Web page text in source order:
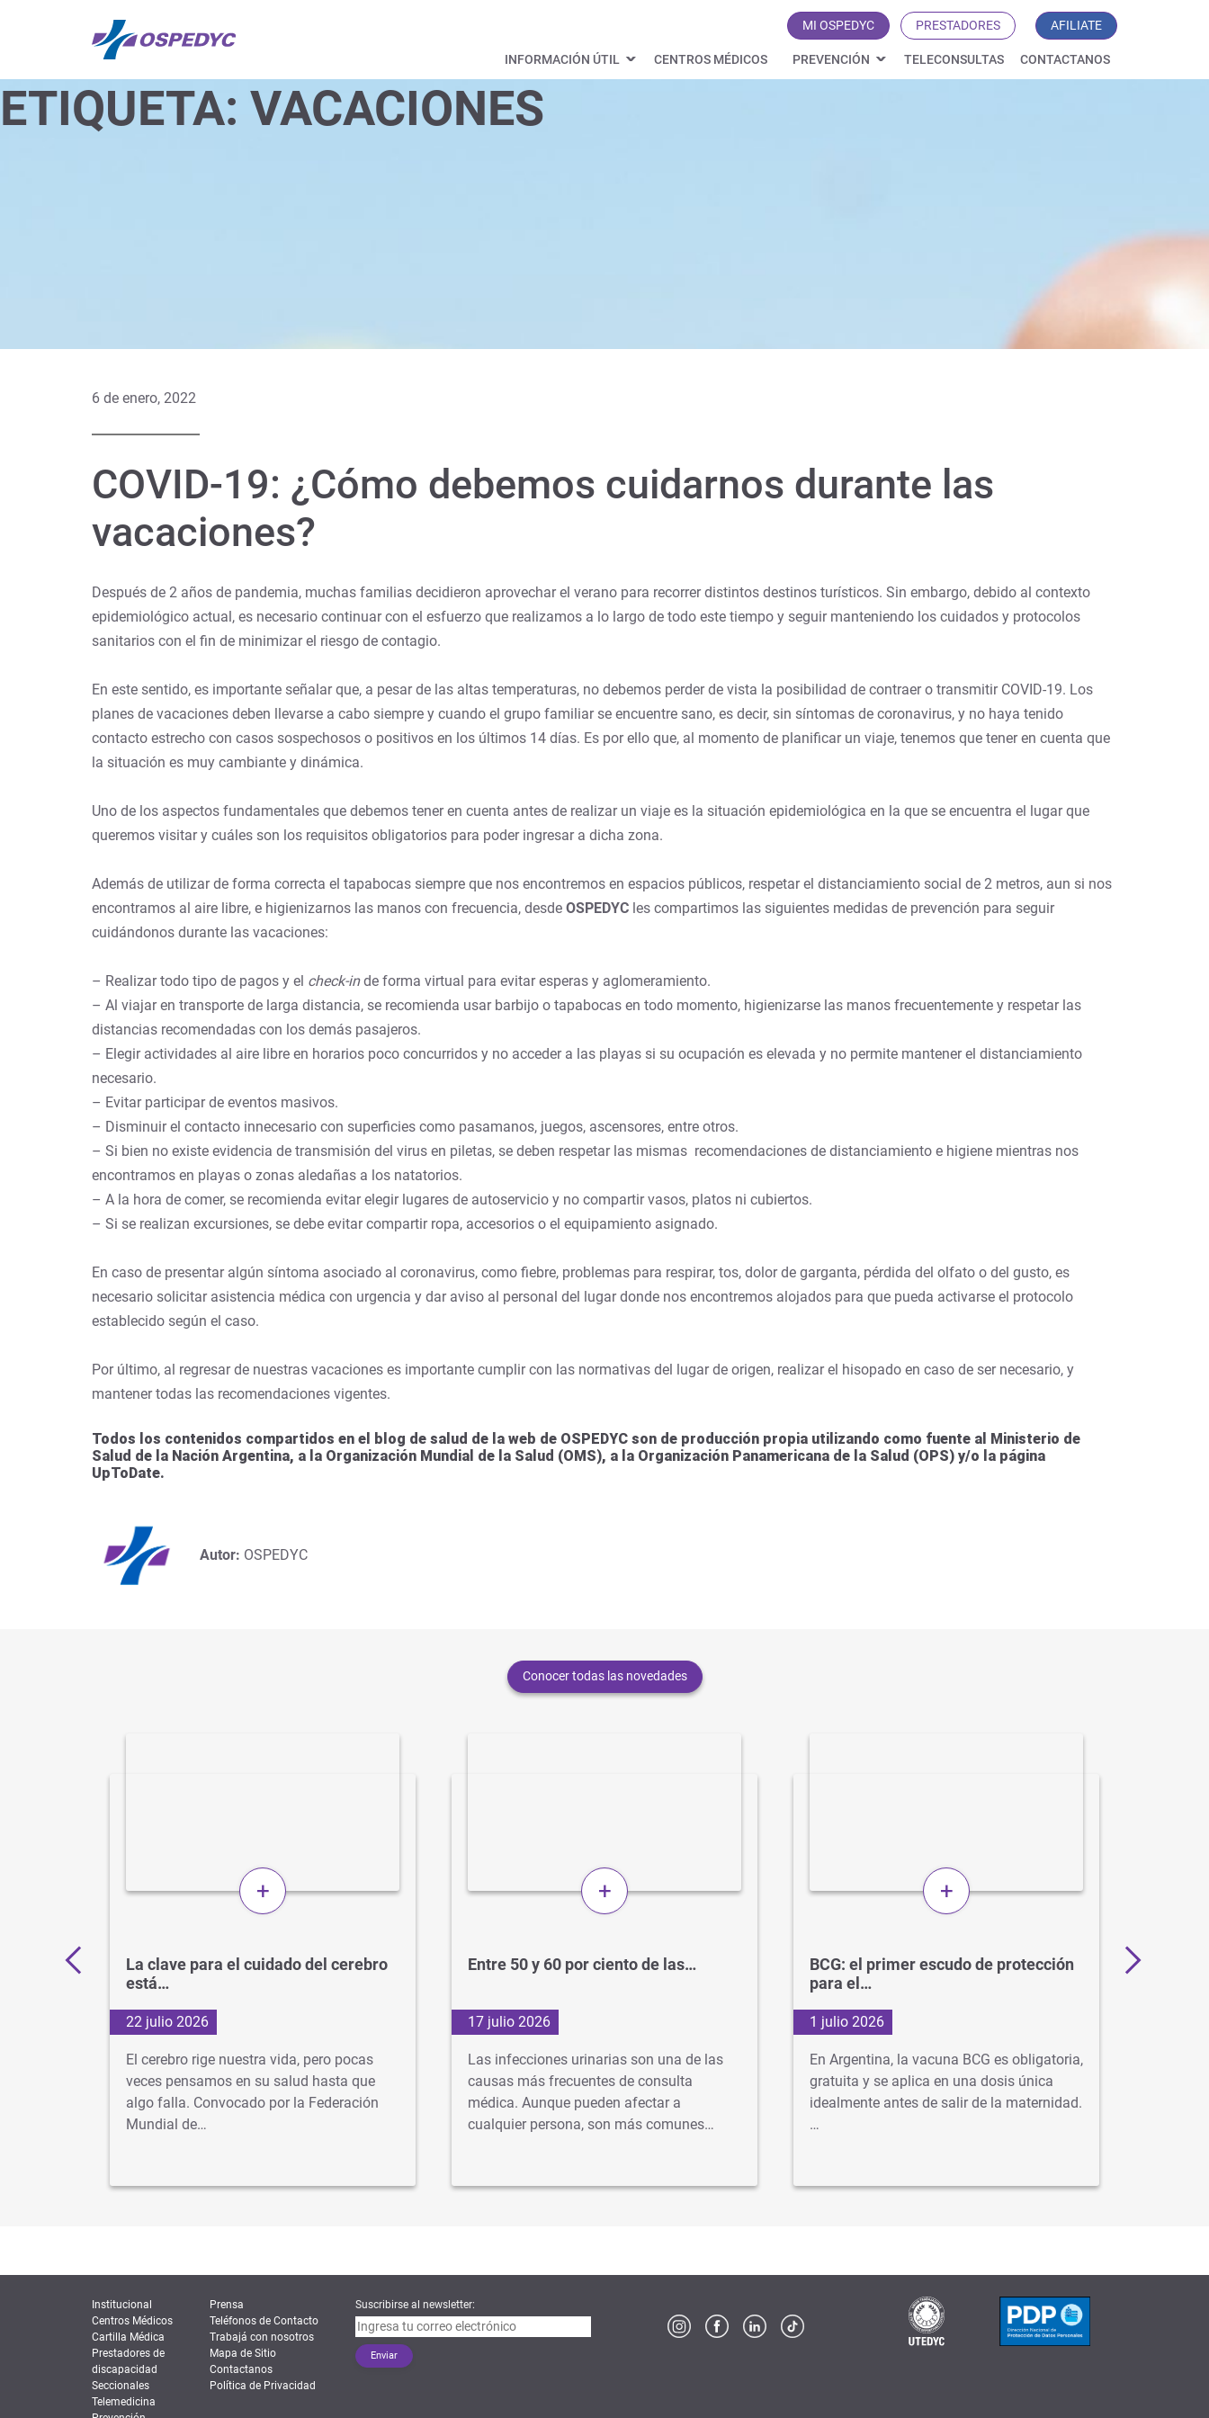
MI OSPEDYC PRESTADORES AFILIATE
INFORMACIÓN ÚTIL CENTROS MÉDICOS PREVENCIÓN TELECONSULTAS CONTACTANOS
ETIQUETA: VACACIONES
6 de enero, 2022
COVID-19: ¿Cómo debemos cuidarnos durante las
vacaciones?
Después de 2 años de pandemia, muchas familias decidieron aprovechar el verano para recorrer distintos destinos turísticos. Sin embargo, debido al contexto
epidemiológico actual, es necesario continuar con el esfuerzo que realizamos a lo largo de todo este tiempo y seguir manteniendo los cuidados y protocolos
sanitarios con el fin de minimizar el riesgo de contagio.
En este sentido, es importante señalar que, a pesar de las altas temperaturas, no debemos perder de vista la posibilidad de contraer o transmitir COVID-19. Los
planes de vacaciones deben llevarse a cabo siempre y cuando el grupo familiar se encuentre sano, es decir, sin síntomas de coronavirus, y no haya tenido
contacto estrecho con casos sospechosos o positivos en los últimos 14 días. Es por ello que, al momento de planificar un viaje, tenemos que tener en cuenta que
la situación es muy cambiante y dinámica.
Uno de los aspectos fundamentales que debemos tener en cuenta antes de realizar un viaje es la situación epidemiológica en la que se encuentra el lugar que
queremos visitar y cuáles son los requisitos obligatorios para poder ingresar a dicha zona.
Además de utilizar de forma correcta el tapabocas siempre que nos encontremos en espacios públicos, respetar el distanciamiento social de 2 metros, aun si nos
encontramos al aire libre, e higienizarnos las manos con frecuencia, desde OSPEDYC les compartimos las siguientes medidas de prevención para seguir
cuidándonos durante las vacaciones:
– Realizar todo tipo de pagos y el check-inde forma virtual para evitar esperas y aglomeramiento.
– Al viajar en transporte de larga distancia, se recomienda usar barbijo o tapabocas en todo momento, higienizarse las manos frecuentemente y respetar las
distancias recomendadas con los demás pasajeros.
– Elegir actividades al aire libre en horarios poco concurridos y no acceder a las playas si su ocupación es elevada y no permite mantener el distanciamiento
necesario.
– Evitar participar de eventos masivos.
– Disminuir el contacto innecesario con superficies como pasamanos, juegos, ascensores, entre otros.
– Si bien no existe evidencia de transmisión del virus en piletas, se deben respetar las mismas recomendaciones de distanciamiento e higiene mientras nos
encontramos en playas o zonas aledañas a los natatorios.
– A la hora de comer, se recomienda evitar elegir lugares de autoservicio y no compartir vasos, platos ni cubiertos.
– Si se realizan excursiones, se debe evitar compartir ropa, accesorios o el equipamiento asignado.
En caso de presentar algún síntoma asociado al coronavirus, como fiebre, problemas para respirar, tos, dolor de garganta, pérdida del olfato o del gusto, es
necesario solicitar asistencia médica con urgencia y dar aviso al personal del lugar donde nos encontremos alojados para que pueda activarse el protocolo
establecido según el caso.
Por último, al regresar de nuestras vacaciones es importante cumplir con las normativas del lugar de origen, realizar el hisopado en caso de ser necesario, y
mantener todas las recomendaciones vigentes.
Todos los contenidos compartidos en el blog de salud de la web de OSPEDYC son de producción propia utilizando como fuente al Ministerio de
Salud de la Nación Argentina, a la Organización Mundial de la Salud (OMS), a la Organización Panamericana de la Salud (OPS) y/o la página
UpToDate.
Autor: OSPEDYC
Conocer todas las novedades
+
La clave para el cuidado del cerebro
está…
22 julio 2026
El cerebro rige nuestra vida, pero pocas
veces pensamos en su salud hasta que
algo falla. Convocado por la Federación
Mundial de…
+
Entre 50 y 60 por ciento de las…
17 julio 2026
Las infecciones urinarias son una de las
causas más frecuentes de consulta
médica. Aunque pueden afectar a
cualquier persona, son más comunes…
+
BCG: el primer escudo de protección
para el…
1 julio 2026
En Argentina, la vacuna BCG es obligatoria,
gratuita y se aplica en una dosis única
idealmente antes de salir de la maternidad.
…
Institucional
Centros Médicos
Cartilla Médica
Prestadores de
discapacidad
Seccionales
Telemedicina
Prensa
Teléfonos de Contacto
Trabajá con nosotros
Mapa de Sitio
Contactanos
Política de Privacidad
Suscribirse al newsletter: